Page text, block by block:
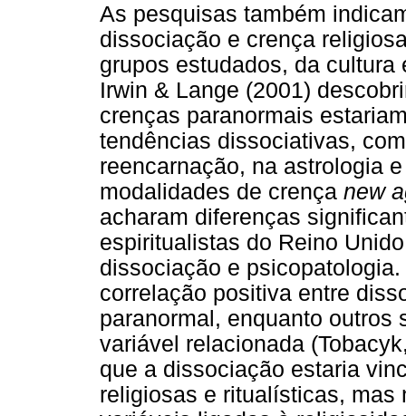
As pesquisas também
dissociação e crença
grupos estudados, da
Irwin & Lange (2001)
crenças paranormais
tendências dissociativas,
reencarnação, na astrologia
modalidades de crença new
acharam diferenças
espiritualistas do Reino
dissociação e
correlação positiva entre
paranormal, enquanto outros
variável relacionada
que a dissociação estaria
religiosas e ritualísticas, mas